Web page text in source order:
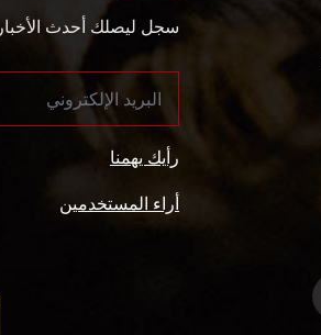
سجل ليصلك أحدث الأخبار
رأيك يهمنا
أراء المستخدمين